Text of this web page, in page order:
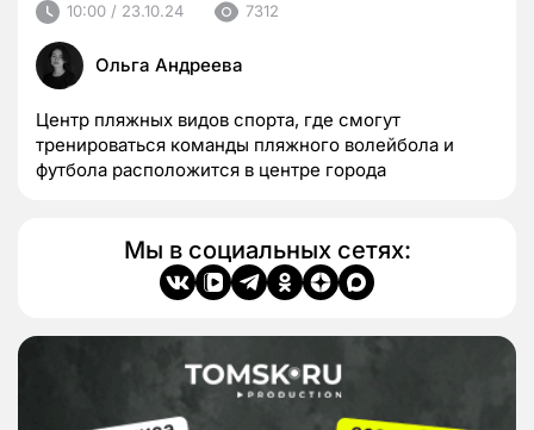
10:00 / 23.10.24 7312
Ольга Андреева
Центр пляжных видов спорта, где смогут
тренироваться команды пляжного волейбола и
футбола расположится в центре города
Мы в социальных сетях: